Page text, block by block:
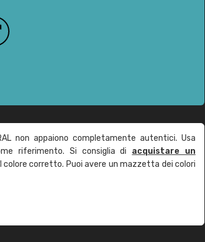
non appaiono completamente autentici. Usa
riferimento. Si consiglia di acquistare un
colore corretto. Puoi avere un mazzetta dei colori
Caterina Maifredi